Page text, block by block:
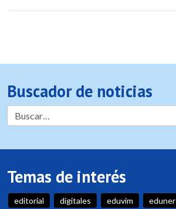
Buscador de noticias
Temas de interés
editorial digitales eduvim eduner